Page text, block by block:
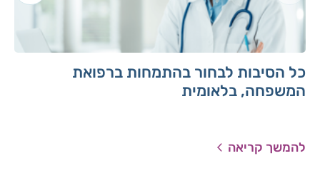
כל הסיבות לבחור בהתמחות ברפואת
המשפחה, בלאומית
להמשך קריאה